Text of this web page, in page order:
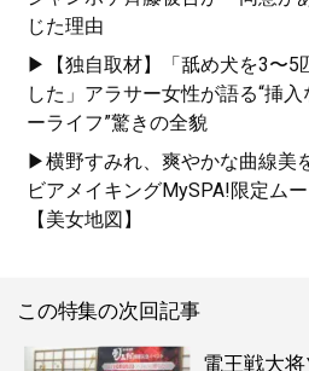
じた理由
▶【独自取材】「舐め犬を3〜5
した」アラサー女性が語る“挿
ーライフ”驚きの全貌
▶横野すみれ、爽やかな曲線美
ビアメイキングMySPA!限定ム
【美女地図】
この特集の次回記事
電王戦大